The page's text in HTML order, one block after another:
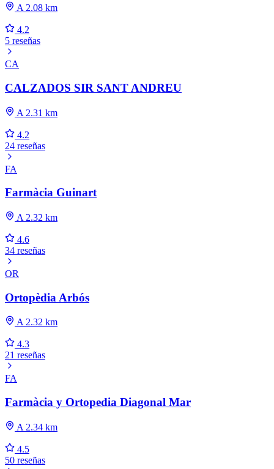
A 2.08 km
4.2
5 reseñas
CA
CALZADOS SIR SANT ANDREU
A 2.31 km
4.2
24 reseñas
FA
Farmàcia Guinart
A 2.32 km
4.6
34 reseñas
OR
Ortopèdia Arbós
A 2.32 km
4.3
21 reseñas
FA
Farmàcia y Ortopedia Diagonal Mar
A 2.34 km
4.5
50 reseñas